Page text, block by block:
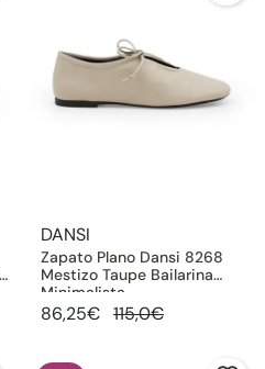
DANSI
Zapato Plano Dansi 8268
Mestizo Taupe Bailarina
Minimalista
86,25€ 115,0€